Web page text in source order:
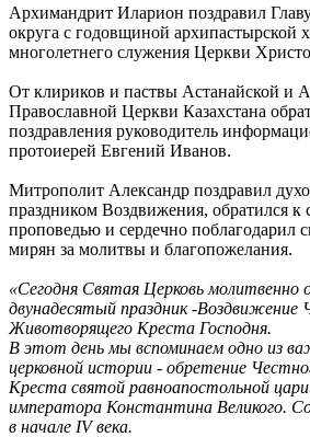
Архимандрит Иларион поздравил
округа с годовщиной архипастырской
многолетнего служения Церкви
От клириков и паствы Астанайской и
Православной Церкви Казахстана
поздравления руководитель
протоиерей Евгений Иванов.
Митрополит Александр поздравил
праздником Воздвижения, обратился к
проповедью и сердечно поблагодарил
мирян за молитвы и благопожелания.
«Сегодня Святая Церковь молитвенно
двунадесятый праздник -Воздвижение
Животворящего Креста Господня.
В этот день мы вспоминаем одно из
церковной истории - обретение
Креста святой равноапостольной
императора Константина Великого.
в начале IV века.